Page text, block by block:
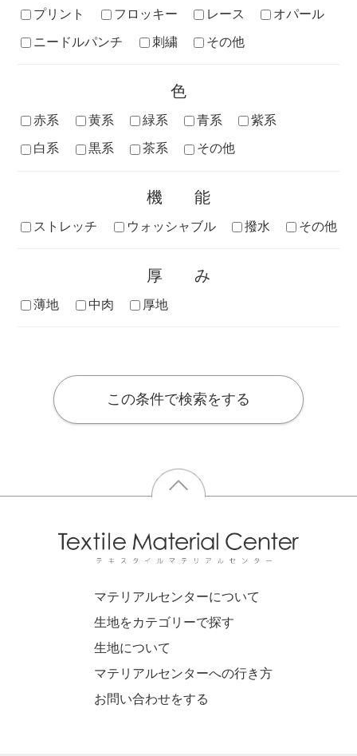
プリント フロッキー レース
オパール
ニードルパンチ
刺繍 その他
色
赤系 黄系 緑系 青系
紫系
白系
黒系 茶系 その他
機能
ストレッチ ウォッシャブル 撥水 その他
厚み
薄地 中肉 厚地
この条件で検索をする
マテリアルセンターについて
生地をカテゴリーで探す
生地について
マテリアルセンターへの行き方
お問い合わせをする